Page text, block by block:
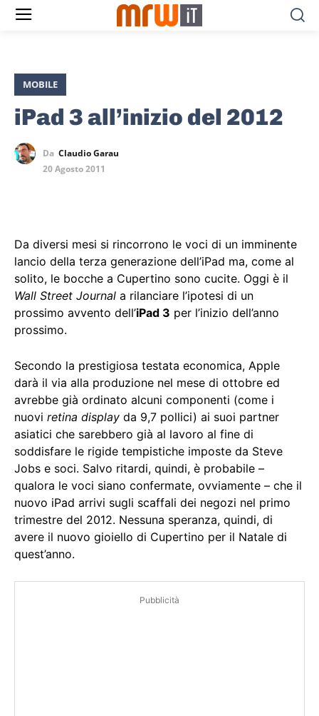
MOBILE
iPad 3 all’inizio del 2012
Da Claudio Garau
20 Agosto 2011
Da diversi mesi si rincorrono le voci di un imminente
lancio della terza generazione dell’iPad ma, come al
solito, le bocche a Cupertino sono cucite. Oggi è il
Wall Street Journal a rilanciare l’ipotesi di un
prossimo avvento dell’iPad 3 per l’inizio dell’anno
prossimo.
Secondo la prestigiosa testata economica, Apple
darà il via alla produzione nel mese di ottobre ed
avrebbe già ordinato alcuni componenti (come i
nuovi retina display da 9,7 pollici) ai suoi partner
asiatici che sarebbero già al lavoro al fine di
soddisfare le rigide tempistiche imposte da Steve
Jobs e soci. Salvo ritardi, quindi, è probabile –
qualora le voci siano confermate, ovviamente – che il
nuovo iPad arrivi sugli scaffali dei negozi nel primo
trimestre del 2012. Nessuna speranza, quindi, di
avere il nuovo gioiello di Cupertino per il Natale di
quest’anno.
Pubblicità